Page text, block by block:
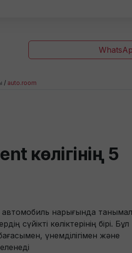
/ auto.room
көлігінің 5
нарығында танымал
сүйікті көліктерінің бірі. Бұл
үнемділігімен және